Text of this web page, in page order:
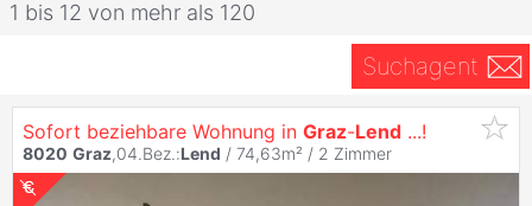
1 bis 12 von mehr als 120
Suchagent
Sofort beziehbare Wohnung in Graz-Lend ...!
8020 Graz,04.Bez.:Lend / 74,63m² / 2 Zimmer